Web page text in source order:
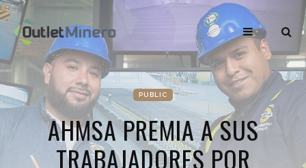
PUBLIC
AHMSA PREMIA A SUS
TRABAJADORES POR